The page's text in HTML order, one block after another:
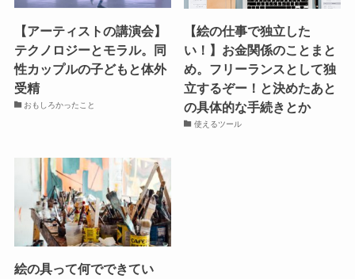
【アーティストの講演会】
テクノロジーとモラル。同
性カップルの子どもと体外
受精
おもしろかったこと
【絵の仕事で独立した
い！】お金関係のことまと
め。フリーランスとして独
立するぞー！と決めたあと
の具体的な手続きとか
使えるツール
絵の具って何でできてい